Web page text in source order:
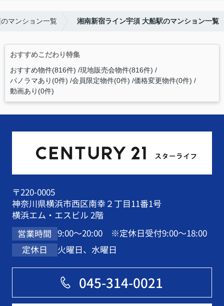
マンション一覧 湘南新宿ライン宇須 大船駅のマンション一覧
おすすめこだわり特集
おすすめ物件(816件) 現地販売会物件(816件)
パノラマあり(0件) 会員限定物件(0件) 価格変更物件(0件)
動画あり(0件)
〒220-0005
神奈川県横浜市西区南幸２丁目11番1号
横浜エム・エスビル 2階
営業時間 9:00～20:00 ※定休日受付9:00～18:00
定休日
火曜日、水曜日
045-314-0021